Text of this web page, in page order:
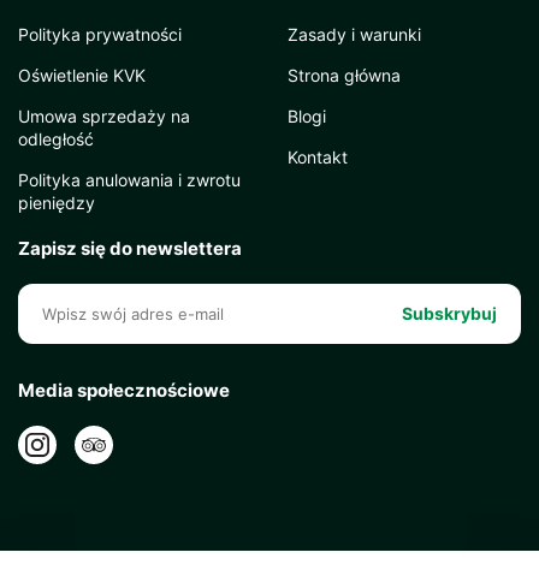
Polityka prywatności
Oświetlenie KVK
Umowa sprzedaży na
odległość
Polityka anulowania i zwrotu
pieniędzy
Zasady i warunki
Strona główna
Blogi
Kontakt
Zapisz się do newslettera
Subskrybuj
Media społecznościowe